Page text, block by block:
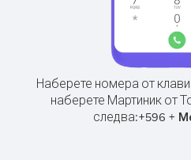
Наберете номера от
наберете Мартиник от
следва:+596 +